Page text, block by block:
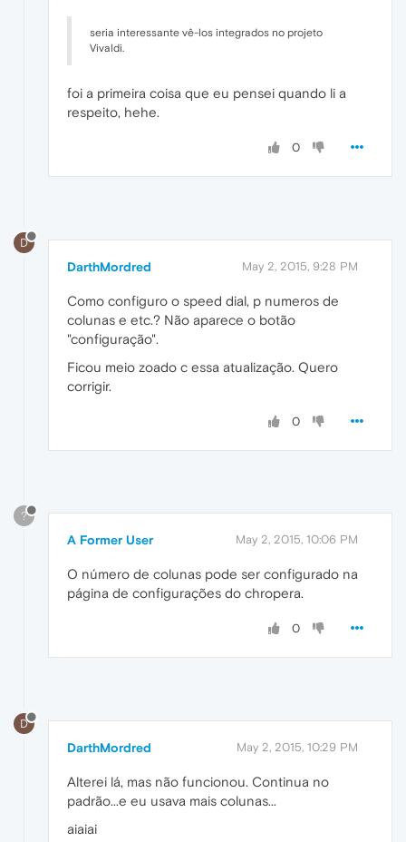
seria interessante vê-los integrados no projeto
Vivaldi.
foi a primeira coisa que eu pensei quando li a
respeito, hehe.
0
D
DarthMordred May 2, 2015, 9:28 PM
Como configuro o speed dial, p numeros de
colunas e etc.? Não aparece o botão
"configuração".
Ficou meio zoado c essa atualização. Quero
corrigir.
0
?
A Former User May 2, 2015, 10:06 PM
O número de colunas pode ser configurado na
página de configurações do chropera.
0
D
DarthMordred May 2, 2015, 10:29 PM
Alterei lá, mas não funcionou. Continua no
padrão...e eu usava mais colunas...
aiaiai